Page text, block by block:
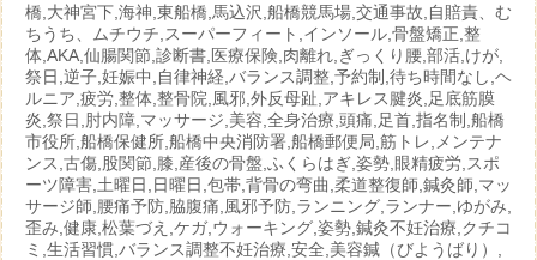
橋,大神宮下,海神,東船橋,馬込沢,船橋競馬場,交通事故,自賠責、む
ちうち、ムチウチ,スーパーフィート,インソール,骨盤矯正,整
体,AKA,仙腸関節,診断書,医療保険,肉離れ,ぎっくり腰,部活,けが,
祭日,逆子,妊娠中,自律神経,バランス調整,予約制,待ち時間なし,ヘ
ルニア,疲労,整体,整骨院,風邪,外反母趾,アキレス腱炎,足底筋膜
炎,祭日,肘内障,マッサージ,美容,全身治療,頭痛,足首,指名制,船橋
市役所,船橋保健所,船橋中央消防署,船橋郵便局,筋トレ,メンテナ
ンス,古傷,股関節,膝,産後の骨盤,ふくらはぎ,姿勢,眼精疲労,スポ
ーツ障害,土曜日,日曜日,包帯,背骨の弯曲,柔道整復師,鍼灸師,マッ
サージ師,腰痛予防,脇腹痛,風邪予防,ランニング,ランナー,ゆがみ,
歪み,健康,松葉づえ,ケガ,ウォーキング,姿勢,鍼灸不妊治療,クチコ
ミ,生活習慣,バランス調整不妊治療,安全,美容鍼（びようばり）,